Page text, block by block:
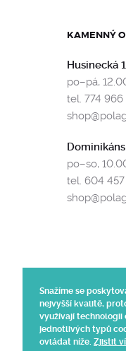
Snažíme se
nejvyšší kvalitě,
využívají technologii
jednotlivých typů
ovládat níže. Zjistit
KAMENNÝ
Husinecká
po–pá,
tel. 774
po–so,
tel. 604